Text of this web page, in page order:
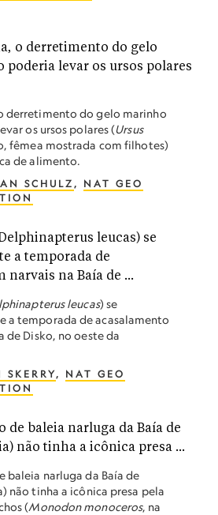
derretimento do gelo marinho
os ursos polares (Ursus
fêmea mostrada com filhotes)
de alimento.
SCHULZ , NAT GEO
leucas) se
a temporada de acasalamento
de Disko, no oeste da
SKERRY, NAT GEO
baleia narluga da Baía de
não tinha a icônica presa pela
(Monodon monoceros, na